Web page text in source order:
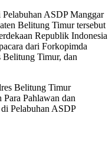
ASDP Manggar
Belitung Timur tersebut
Republik Indonesia
dari Forkopimda
Belitung Timur, dan
Belitung Timur
Pahlawan dan
Pelabuhan ASDP